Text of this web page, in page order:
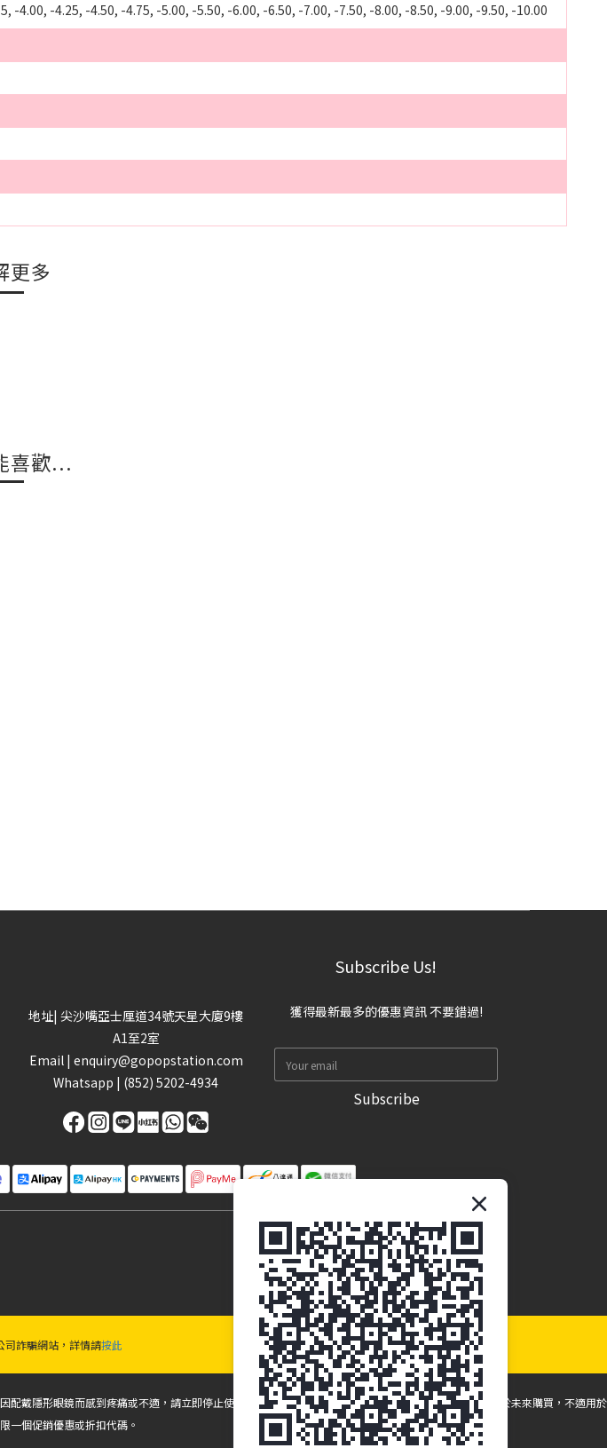
4.00, -4.25, -4.50, -4.75, -5.00, -5.50, -6.00, -6.50, -7.00, -7.50, -8.00, -8.50, -9.00, -9.50, -10.00
更多
喜歡...
地址| 尖沙嘴亞士厘道34號天星大廈9樓
A1至2室
Email | enquiry@gopopstation.com
Whatsapp | (852) 5202-4934
Subscribe Us!
獲得最新最多的優惠資訊 不要錯過!
Subscribe
司詐騙網站，詳情請按此
戴隱形眼鏡而感到疼痛或不適，請立即停止使用並諮詢您的眼科保健專業人員。所有折扣和促銷僅適用於未來購買，不適用於
一個促銷優惠或折扣代碼。